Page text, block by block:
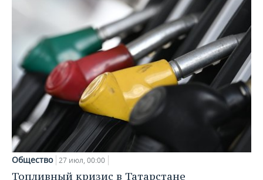
Общество 27 июл, 00:00
Топливный кризис в Татарстане